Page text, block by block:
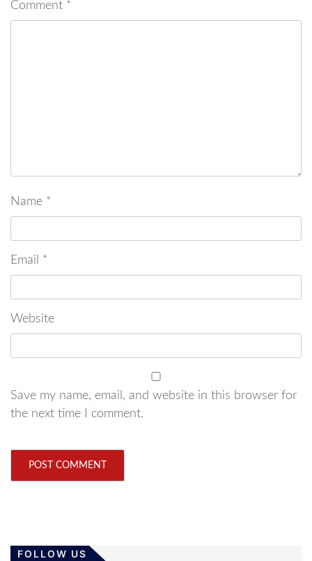
Comment *
Name *
Email *
Website
Save my name, email, and website in this browser for
the next time I comment.
FOLLOW US